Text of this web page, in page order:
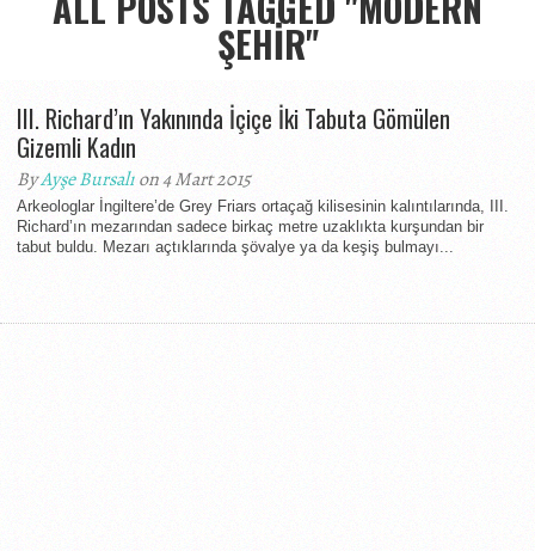
ŞEHIR"
III. Richard’ın Yakınında İçiçe İki Tabuta Gömülen
Gizemli Kadın
ByAyşe Bursalıon 4 Mart 2015
Arkeologlar İngiltere’de Grey Friars ortaçağ kilisesinin kalıntılarında, III.
Richard’ın mezarından sadece birkaç metre uzaklıkta kurşundan bir
tabut buldu. Mezarı açtıklarında şövalye ya da keşiş bulmayı...